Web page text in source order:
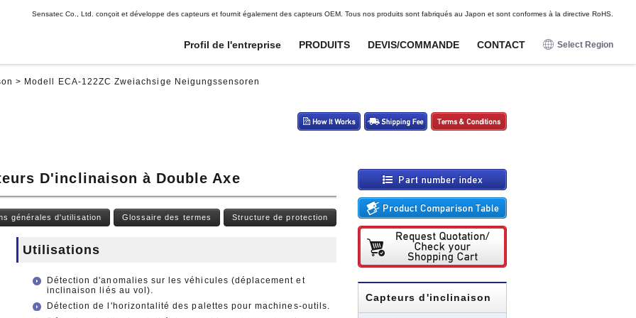
DE FR ES
Sensatec Co., Ltd. conçoit et développe des capteurs et fournit également des capteurs OEM. Tous nos produits sont fabriqués au Japon et sont conformes à la directive RoHS.
Profil de l'entreprise PRODUITS DEVIS/COMMANDE CONTACT Select Region
Capteurs gyroscopiques
Capteurs photoelectriques
Capteurs de temperature a
Capteurs de temperature et
Capteurs de niveau d'eau
CANopen
pyroelectriques
Capteurs de proximite
Capteurs tactiles
Capteurs d'impact
Potentiometres numeriques
Boutons-poussoirs lumineux
Faisceaux de connecteurs
Ferrures de montage et
faisceaux de cables
Capteurs gyroscopiques
Capteurs photoelectriques
Capteurs de temperature a
Capteurs de temperature et
Capteurs de niveau d'eau
CANopen
pyroelectriques
Capteurs de proximite
Capteurs tactiles
Capteurs d'impact
Potentiometres numeriques
Boutons-poussoirs lumineux
Faisceaux de connecteurs
Ferrures de montage et
faisceaux de cables
> Modell ECA-122ZC Zweiachsige Neigungssensoren
D'inclinaison à Double Axe
générales d'utilisation Glossaire des termes Structure de protection
Utilisations
Détection d'anomalies sur les véhicules (déplacement et
inclinaison liés au vol).
Détection de l'horizontalité des palettes pour machines-outils.
Capteurs d'inclinaison